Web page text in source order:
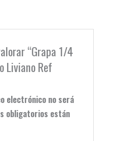
“Grapa 1/4
Liviano Ref
electrónico no será
obligatorios están